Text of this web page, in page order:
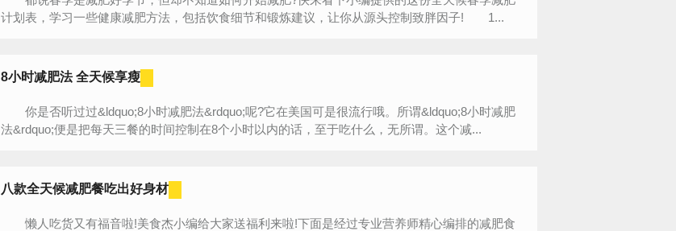
计划表，学习一些健康减肥方法，包括饮食细节和锻炼建议，让你从源头控制致胖因子! 1...
8小时减肥法 全天候享瘦
你是否听过过&ldquo;8小时减肥法&rdquo;呢?它在美国可是很流行哦。所谓&ldquo;8小时减肥
法&rdquo;便是把每天三餐的时间控制在8个小时以内的话，至于吃什么，无所谓。这个减...
八款全天候减肥餐吃出好身材
懒人吃货又有福音啦!美食杰小编给大家送福利来啦!下面是经过专业营养师精心编排的减肥食